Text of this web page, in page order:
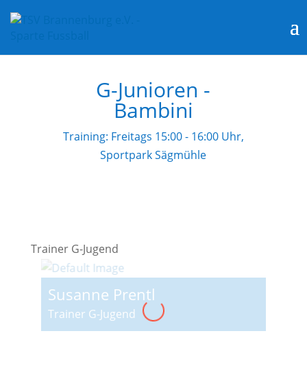
G-Junioren -
Bambini
Training: Freitags 15:00 - 16:00 Uhr,
Sportpark Sägmühle
Trainer G-Jugend
Susanne Prentl
Trainer G-Jugend